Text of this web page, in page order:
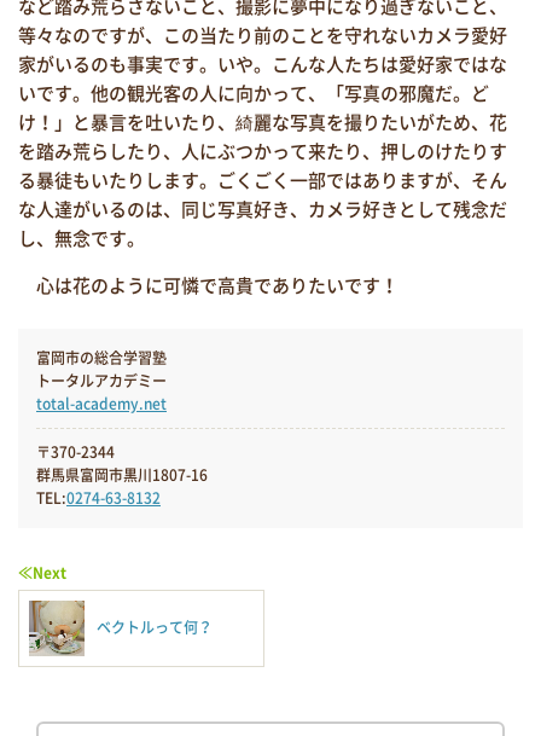
など踏み荒らさないこと、撮影に夢中になり過ぎないこと、
等々なのですが、この当たり前のことを守れないカメラ愛好
家がいるのも事実です。いや。こんな人たちは愛好家ではな
いです。他の観光客の人に向かって、「写真の邪魔だ。ど
け！」と暴言を吐いたり、綺麗な写真を撮りたいがため、花
を踏み荒らしたり、人にぶつかって来たり、押しのけたりす
る暴徒もいたりします。ごくごく一部ではありますが、そん
な人達がいるのは、同じ写真好き、カメラ好きとして残念だ
し、無念です。
心は花のように可憐で高貴でありたいです！
富岡市の総合学習塾
トータルアカデミー
total-academy.net
〒370-2344
群馬県富岡市黒川1807-16
TEL:0274-63-8132
≪Next
ベクトルって何？